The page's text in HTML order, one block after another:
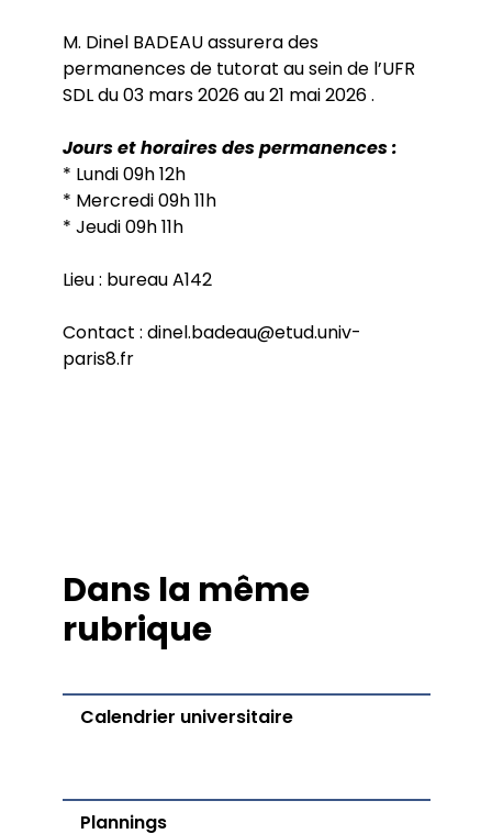
M. Dinel BADEAU assurera des
permanences de tutorat au sein de l’UFR
SDL du 03 mars 2026 au 21 mai 2026 .
Jours et horaires des permanences :
* Lundi 09h 12h
* Mercredi 09h 11h
* Jeudi 09h 11h
Lieu : bureau A142
Contact : dinel.badeau@etud.univ-
paris8.fr
Dans la même
rubrique
Calendrier universitaire
Plannings